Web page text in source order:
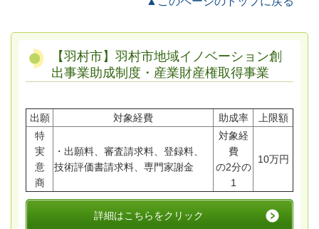
【羽村市】羽村市地域イノベーション創
出事業助成制度・産業財産権取得事業
出願 対象経費 助成率
上限額
特
実
意
商
・出願料、審査請求料、登録料、
技術評価書請求料、専門家謝金
対象経
費
の2分の
1
10万円
詳細はこちらをクリック